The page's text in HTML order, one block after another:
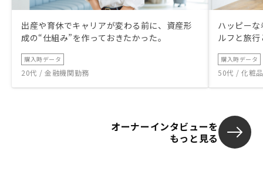
出産や育休でキャリアが変わる前に、資産形
成の“仕組み”を作っておきたかった。
購入時データ
20代 / 金融機関勤務
ハッピー
ルフと旅
購入時データ
50代 / 化粧
オーナーインタビューを
もっと見る